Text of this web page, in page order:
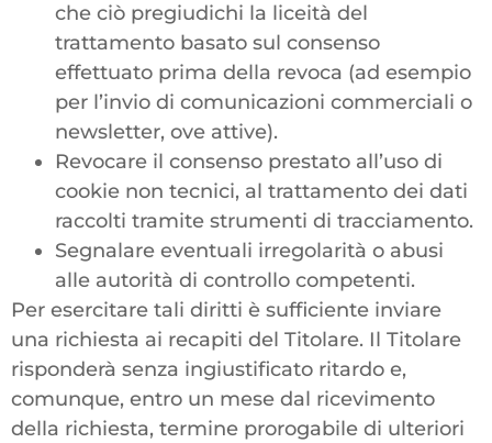
che ciò pregiudichi la liceità del
trattamento basato sul consenso
effettuato prima della revoca (ad esempio
per l’invio di comunicazioni commerciali o
newsletter, ove attive).
Revocare il consenso prestato all’uso di
cookie non tecnici, al trattamento dei dati
raccolti tramite strumenti di tracciamento.
Segnalare eventuali irregolarità o abusi
alle autorità di controllo competenti.
Per esercitare tali diritti è sufficiente inviare
una richiesta ai recapiti del Titolare. Il Titolare
risponderà senza ingiustificato ritardo e,
comunque, entro un mese dal ricevimento
della richiesta, termine prorogabile di ulteriori